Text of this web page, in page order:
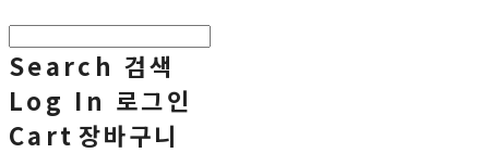
Search 검색
Log In 로그인
Cart 장바구니